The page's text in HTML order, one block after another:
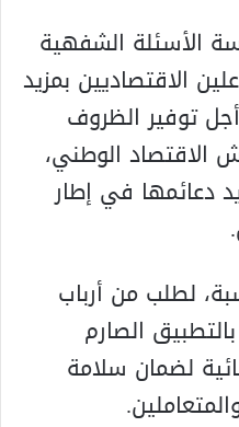
الأسئلة الشفهية
الاقتصاديين بمزيد
توفير الظروف
الاقتصاد الوطني،
دعائمها في إطار
لطلب من أرباب
الصارم
لضمان سلامة